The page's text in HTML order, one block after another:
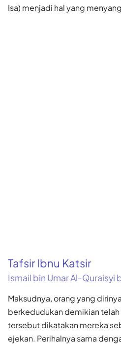
Isa) menjadi hal yang
Tafsir Ibnu Katsir
Ismail bin Umar Al-Quraisyi
Maksudnya, orang yang
berkedudukan demikian
tersebut dikatakan mereka
ejekan. Perihalnya sama